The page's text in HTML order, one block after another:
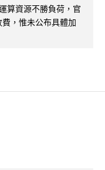
算資源不勝負荷，官
，惟未公布具體加